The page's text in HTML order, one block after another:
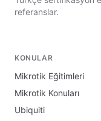
referanslar.
KONULAR
Mikrotik Eğitimleri
Mikrotik Konuları
Ubiquiti